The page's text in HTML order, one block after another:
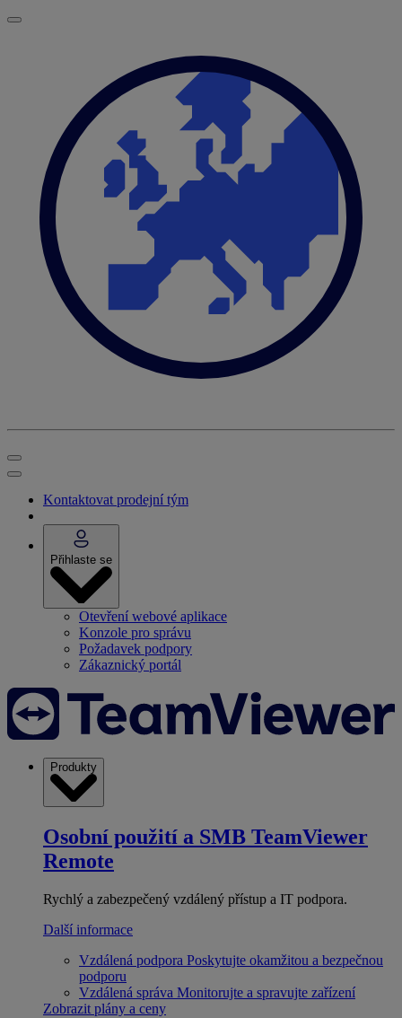
Kontaktovat prodejní tým
Přihlaste se
Otevření webové aplikace
Konzole pro správu
Požadavek podpory
Zákaznický portál
Produkty
Osobní použití a SMB TeamViewer
Remote
Rychlý a zabezpečený vzdálený přístup a IT podpora.
Další informace
Vzdálená podpora Poskytujte okamžitou a bezpečnou
podporu
Vzdálená správa Monitorujte a spravujte zařízení
Zobrazit plány a ceny